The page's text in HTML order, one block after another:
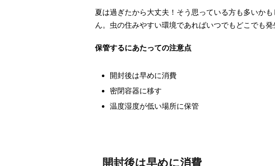
夏は過ぎたから大丈夫！そう思っている方も多いか
ん。虫の住みやすい環境であればいつでもどこでも発
保管するにあたっての注意点
開封後は早めに消費
密閉容器に移す
温度湿度が低い場所に保管
開封後は早めに消費